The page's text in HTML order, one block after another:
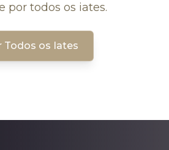
por todos os iates.
Todos os Iates